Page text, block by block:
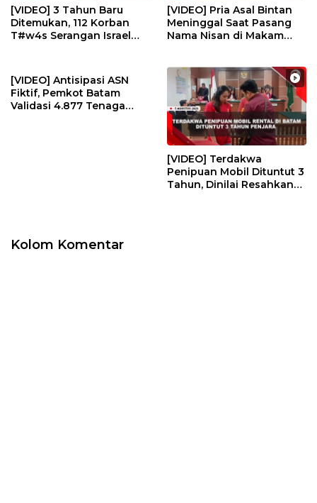
[VIDEO] 3 Tahun Baru
Ditemukan, 112 Korban
T#w4s Serangan Israel
[VIDEO] Pria Asal Bintan
Meninggal Saat Pasang
Nama Nisan di Makam
[VIDEO] Antisipasi ASN
Fiktif, Pemkot Batam
Validasi 4.877 Tenaga
[VIDEO] Terdakwa
Penipuan Mobil Dituntut 3
Tahun, Dinilai Resahkan
Kolom Komentar